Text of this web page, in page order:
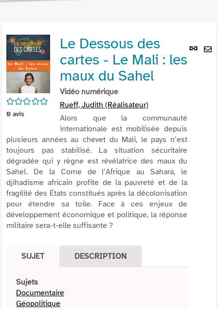
Lien
/5
0 avis
Le Dessous des
cartes - Le Mali : les
maux du Sahel
Vidéo numérique
Rueff, Judith (Réalisateur)
Alors que la communauté
internationale est mobilisée depuis
plusieurs années au chevet du Mali, le pays n’est
toujours pas stabilisé. La situation sécuritaire
dégradée qui y règne est révélatrice des maux du
Sahel. De la Corne de l’Afrique au Sahara, le
djihadisme africain profite de la pauvreté et de la
fragilité des États constitués après la décolonisation
pour étendre sa toile. Face à ces enjeux de
développement économique et politique, la réponse
militaire sera-t-elle suffisante ?
SUJET DESCRIPTION
Sujets
Documentaire
Géopolitique